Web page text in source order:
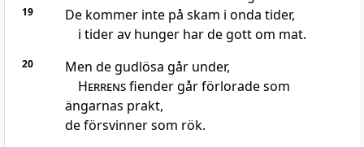
19
De kommer inte på skam i onda tider,
i tider av hunger har de gott om mat.
20
Men de gudlösa går under,
Herrensfiender går förlorade som
ängarnas prakt,
de försvinner som rök.